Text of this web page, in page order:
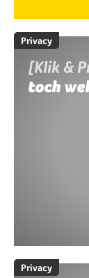
Privacy
[Klik &
toch
Privacy